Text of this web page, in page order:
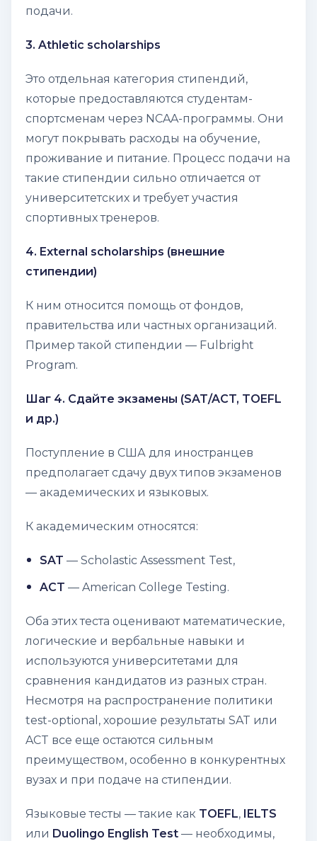
подачи.
3. Athletic scholarships
Это отдельная категория стипендий,
которые предоставляются студентам-
спортсменам через NCAA-программы. Они
могут покрывать расходы на обучение,
проживание и питание. Процесс подачи на
такие стипендии сильно отличается от
университетских и требует участия
спортивных тренеров.
4. External scholarships (внешние
стипендии)
К ним относится помощь от фондов,
правительства или частных организаций.
Пример такой стипендии — Fulbright
Program.
Шаг 4. Сдайте экзамены (SAT/ACT, TOEFL
и др.)
Поступление в США для иностранцев
предполагает сдачу двух типов экзаменов
— академических и языковых.
К академическим относятся:
SAT — Scholastic Assessment Test,
ACT — American College Testing.
Оба этих теста оценивают математические,
логические и вербальные навыки и
используются университетами для
сравнения кандидатов из разных стран.
Несмотря на распространение политики
test-optional , хорошие результаты SAT или
ACT все еще остаются сильным
преимуществом, особенно в конкурентных
вузах и при подаче на стипендии.
Языковые тесты — такие как TOEFL, IELTS
или Duolingo English Test — необходимы,